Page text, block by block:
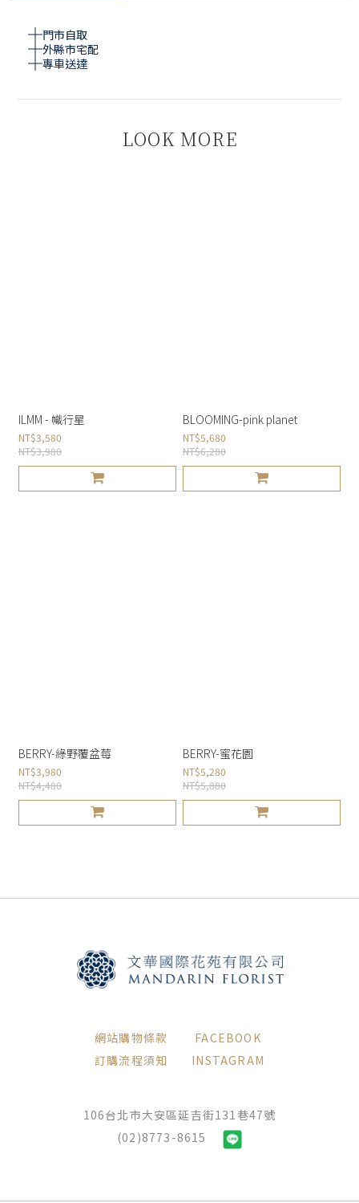
門市自取
外縣市宅配
專車送達
LOOK MORE
ILMM - 幟行星
NT$3,580
NT$3,980
BLOOMING-pink planet
NT$5,680
NT$6,280
BERRY-綠野覆盆莓
NT$3,980
NT$4,480
BERRY-蜜花園
NT$5,280
NT$5,880
網站購物條款
訂購流程須知
FACEBOOK
INSTAGRAM
106台北市大安區延吉街131巷47號
(02)8773-8615